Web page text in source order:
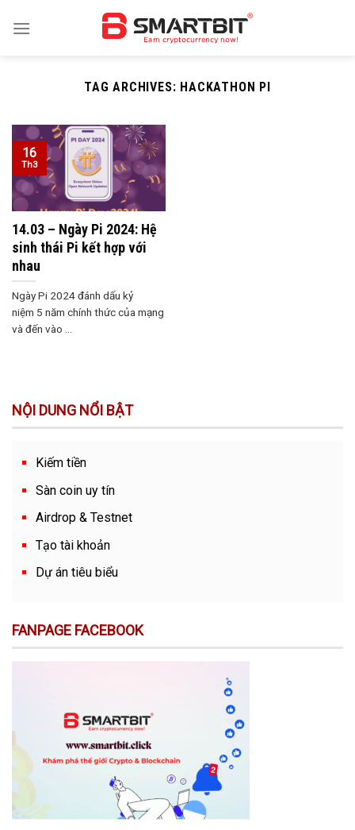
TAG ARCHIVES: HACKATHON PI
14.03 – Ngày Pi 2024: Hệ
sinh thái Pi kết hợp với
nhau
Ngày Pi 2024 đánh dấu kỷ
niệm 5 năm chính thức của mạng
và đến vào ...
16
Th3
NỘI DUNG NỔI BẬT
Kiếm tiền
Sàn coin uy tín
Airdrop & Testnet
Tạo tài khoản
Dự án tiêu biểu
FANPAGE FACEBOOK